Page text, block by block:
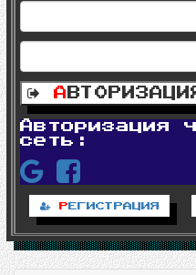
А
Авторизация
сеть:
Р ЕГИСТРАЦИЯ